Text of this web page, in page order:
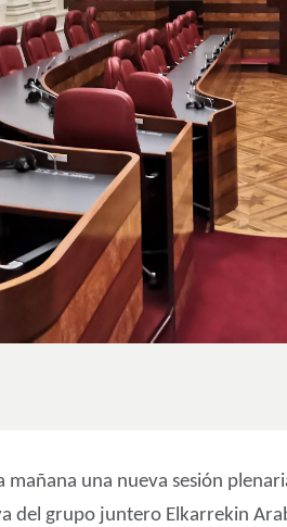
mañana una nueva sesión
del grupo juntero Elkarrekin